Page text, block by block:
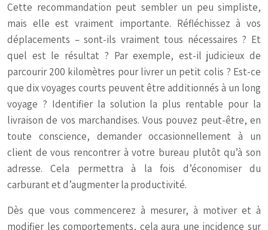
Cette recommandation peut sembler un peu simpliste,
mais elle est vraiment importante. Réfléchissez à vos
déplacements – sont-ils vraiment tous nécessaires ? Et
quel est le résultat ? Par exemple, est-il judicieux de
parcourir 200 kilomètres pour livrer un petit colis ? Est-ce
que dix voyages courts peuvent être additionnés à un long
voyage ? Identifier la solution la plus rentable pour la
livraison de vos marchandises. Vous pouvez peut-être, en
toute conscience, demander occasionnellement à un
client de vous rencontrer à votre bureau plutôt qu’à son
adresse. Cela permettra à la fois d’économiser du
carburant et d’augmenter la productivité.
Dès que vous commencerez à mesurer, à motiver et à
modifier les comportements, cela aura une incidence sur